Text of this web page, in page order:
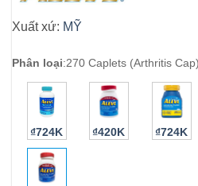
Xuất xứ: MỸ
Phân loại:270 Caplets (Arthritis Cap)
₫724K ₫420K ₫724K